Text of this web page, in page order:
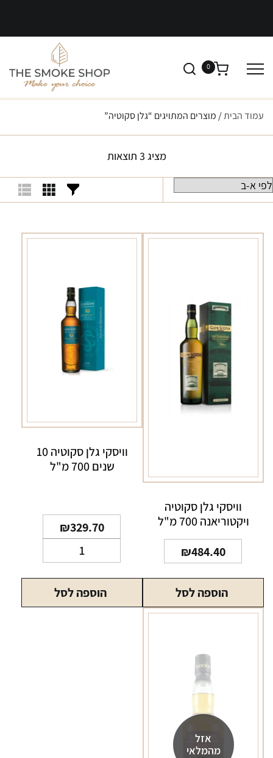
0
עמוד הבית/ מוצרים המתויגים “גלן סקוטיה”
מציג 3 תוצאות
וויסקי גלן סקוטיה
ויקטוריאנה 700 מ"ל
₪484.40
הוספה לסל
וויסקי גלן סקוטיה 10
שנים 700 מ"ל
₪329.70
של
וויסקי
הוספה לסל
אזל
מהמלאי